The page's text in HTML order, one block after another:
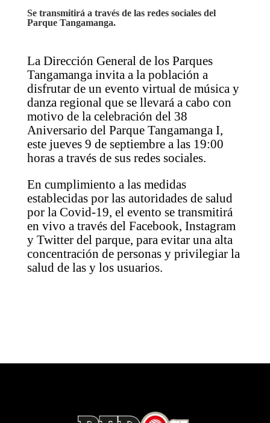
Se transmitirá a través de las redes sociales del
Parque Tangamanga.
La Dirección General de los Parques
Tangamanga invita a la población a
disfrutar de un evento virtual de música y
danza regional que se llevará a cabo con
motivo de la celebración del 38
Aniversario del Parque Tangamanga I,
este jueves 9 de septiembre a las 19:00
horas a través de sus redes sociales.
En cumplimiento a las medidas
establecidas por las autoridades de salud
por la Covid-19, el evento se transmitirá
en vivo a través del Facebook, Instagram
y Twitter del parque, para evitar una alta
concentración de personas y privilegiar la
salud de las y los usuarios.